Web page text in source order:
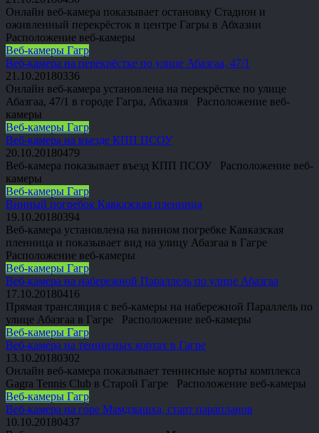
Онлайн веб-камера показывает остановку Стадион и
оживленный перекрёсток в центре Гагры в Абхазии
Расположение веб-камеры
Веб-камеры Гагр
Веб-камера на перекрёстке по улице Абазгаа, 47/1
21.10.20180336
Онлайн веб-камера установлена на перекрёстке по улице
Абазгаа, 47/1 в городе Гагра, Абхазия Расположение веб-
камеры
Веб-камеры Гагр
Веб-камера на въезде КПП ПСОУ
20.10.20180479
Веб-камера показывает въезд КПП ПСОУ Расположение веб-
камеры
Веб-камеры Гагр
Винный погребок Кавказская пленница
19.10.20180394
Веб-камера установлена на винном погребке Кавказская
пленница и показывает вид на улицу Абазгаа в Гагре
Расположение веб-камеры
Веб-камеры Гагр
Веб-камера на набережной Параллель по улице Абазгаа
17.10.20180416
Прямая трансляция с веб-камеры на набережной Параллель по
улице Абазгаа в Гагре Расположение веб-камеры
Веб-камеры Гагр
Веб-камера на теннисных кортах в Гагре
13.10.20180302
Онлайн веб-камера показывает теннисные корты комплекса
Gagra Tennis Club в Старой Гагре Расположение веб-камеры
Веб-камеры Гагр
Веб-камера на горе Мамдзышха, старт парапланов
10.10.20180437